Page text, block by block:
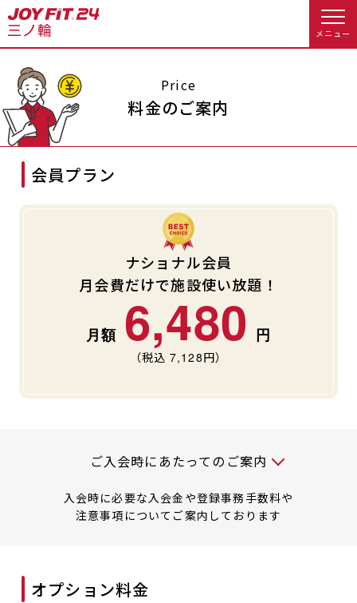
メニュー
店舗トップ
会員の方へトップ
会員様へのお知らせ 予約する
オプション料金
店舗情報・サービス
よくあるご質問 店舗へのお問い合わせ
入会のお手続きをする
Appで入会手続き料金・サービス等詳しく見る
入会を悩まれている方へトップ
入会方法
よくあるご質問 店舗へのお問い合わせ
JOYFIT
JOYFIT24 JOYFIT YOGA
Price
料金のご案内
会員プラン
ナショナル会員
月会費だけで施設使い放題！
6,480
（税込 7,128円）
入会時には以下の料金が必要です
ご入会時にあたってのご案内
入会時に必要な入会金や登録事務手数料や
注意事項についてご案内しております
オプション料金